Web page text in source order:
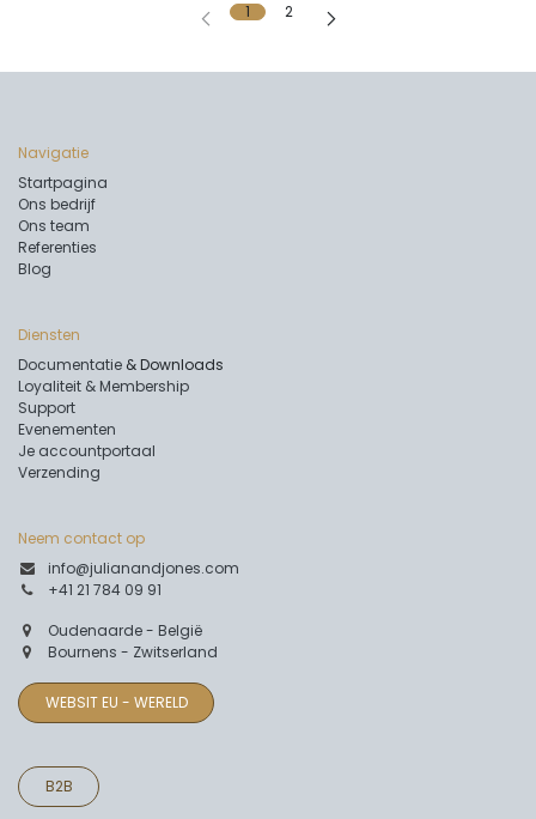
1 2
Navigatie
Startpagina
Ons bedrijf
Ons team
Referenties
Blog
Diensten
Documentatie & Downloads
Loyaliteit & Membership
Support
Evenementen
Je accountportaal
Verzending
Neem contact op
info@julianandjones.com
+41 21 784 09 91
Oudenaarde - België
Bournens - Zwitserland
WEBSIT EU - WERELD
B2B